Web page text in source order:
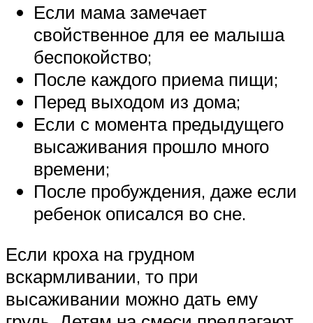
Если мама замечает
свойственное для ее малыша
беспокойство;
После каждого приема пищи;
Перед выходом из дома;
Если с момента предыдущего
высаживания прошло много
времени;
После пробуждения, даже если
ребенок описался во сне.
Если кроха на грудном
вскармливании, то при
высаживании можно дать ему